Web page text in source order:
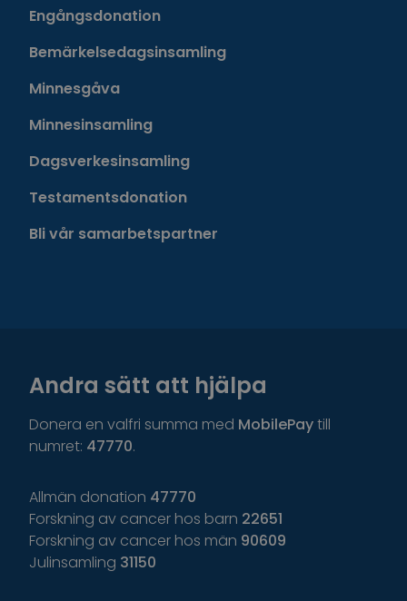
Engångsdonation
Bemärkelsedagsinsamling
Minnesgåva
Minnesinsamling
Dagsverkesinsamling
Testamentsdonation
Bli vår samarbetspartner
Andra sätt att hjälpa
Donera en valfri summa med MobilePaytill
numret: 47770.
Allmän donation 47770
Forskning av cancer hos barn 22651
Forskning av cancer hos män 90609
Julinsamling 31150